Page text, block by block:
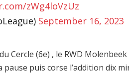
zWg4loVzUz
September 16, 2023
Cercle (6e) , le RWD
puis corse l’addition dix